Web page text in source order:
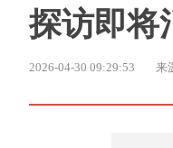
探访即将
2026-04-30 09:29:53 来